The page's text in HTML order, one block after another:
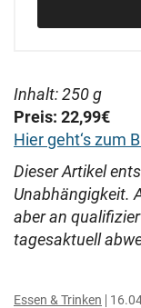
Inhalt: 250 g
Preis: 22,99€
Hier geht‘s zum
Dieser Artikel
Unabhängigkeit.
aber an
tagesaktuell
Essen & Trinken